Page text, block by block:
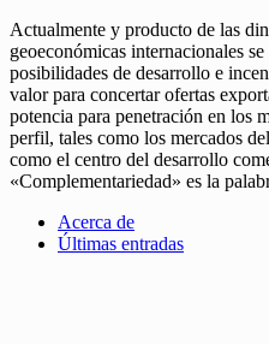
Actualmente y producto de las
geoeconómicas internacionales
posibilidades de desarrollo e
valor para concertar ofertas
potencia para penetración en los
perfil, tales como los mercados
como el centro del desarrollo
«Complementariedad» es la
Acerca de
Últimas entradas